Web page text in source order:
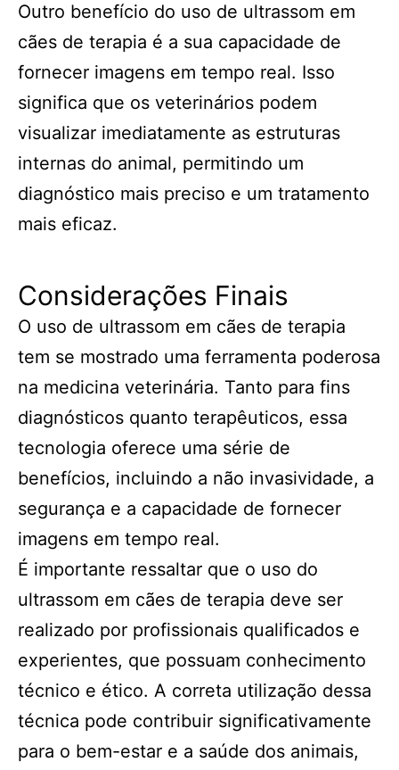
Outro benefício do uso de ultrassom em
cães de terapia é a sua capacidade de
fornecer imagens em tempo real. Isso
significa que os veterinários podem
visualizar imediatamente as estruturas
internas do animal, permitindo um
diagnóstico mais preciso e um tratamento
mais eficaz.
Considerações Finais
O uso de ultrassom em cães de terapia
tem se mostrado uma ferramenta poderosa
na medicina veterinária. Tanto para fins
diagnósticos quanto terapêuticos, essa
tecnologia oferece uma série de
benefícios, incluindo a não invasividade, a
segurança e a capacidade de fornecer
imagens em tempo real.
É importante ressaltar que o uso do
ultrassom em cães de terapia deve ser
realizado por profissionais qualificados e
experientes, que possuam conhecimento
técnico e ético. A correta utilização dessa
técnica pode contribuir significativamente
para o bem-estar e a saúde dos animais,